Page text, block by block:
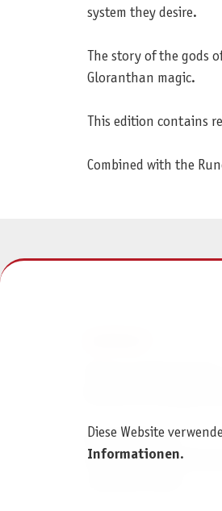
system they desire.
The story of the gods
Gloranthan magic.
This edition contains
Combined with the
Am Straßbach 3
61169 Friedberg
Diese Website
Informationen.